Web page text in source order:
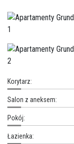
Korytarz:
Salon z aneksem:
Pokój:
Łazienka: